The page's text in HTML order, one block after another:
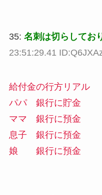
35: 名刺は切らしてお
23:51:29.41
給付金の行方リアル
パパ 銀行に貯金
ママ 銀行に預金
息子 銀行に預金
娘 銀行に預金